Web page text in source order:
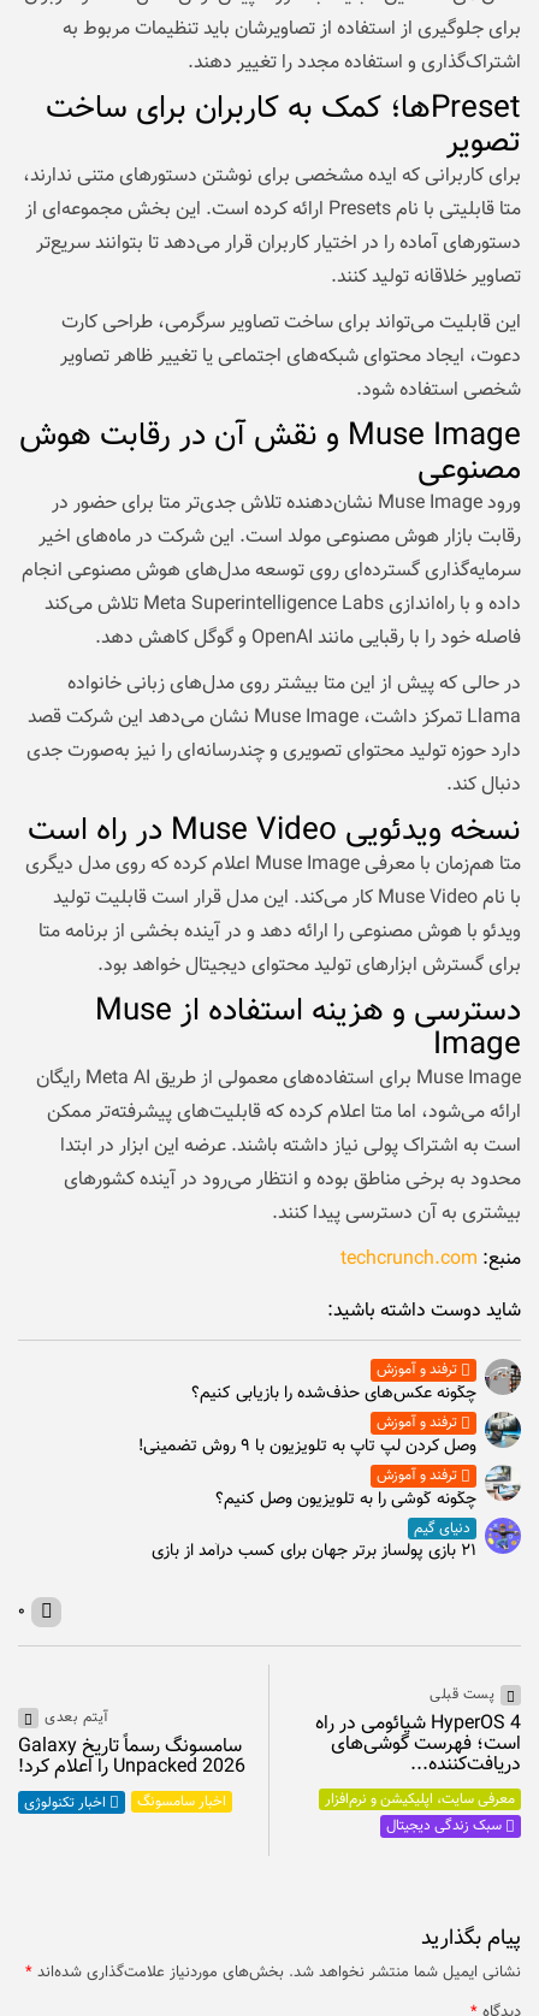
برای جلوگیری از استفاده از تصاویرشان باید تنظیمات مربوط به
اشتراک‌گذاری و استفاده مجدد را تغییر دهند.
Presetها؛ کمک به کاربران برای ساخت
تصویر
برای کاربرانی که ایده مشخصی برای نوشتن دستورهای متنی ندارند،
متا قابلیتی با نام Presets ارائه کرده است. این بخش مجموعه‌ای از
دستورهای آماده را در اختیار کاربران قرار می‌دهد تا بتوانند سریع‌تر
تصاویر خلاقانه تولید کنند.
این قابلیت می‌تواند برای ساخت تصاویر سرگرمی، طراحی کارت
دعوت، ایجاد محتوای شبکه‌های اجتماعی یا تغییر ظاهر تصاویر
شخصی استفاده شود.
Muse Image و نقش آن در رقابت هوش
مصنوعی
ورود Muse Image نشان‌دهنده تلاش جدی‌تر متا برای حضور در
رقابت بازار هوش مصنوعی مولد است. این شرکت در ماه‌های اخیر
سرمایه‌گذاری گسترده‌ای روی توسعه مدل‌های هوش مصنوعی انجام
داده و با راه‌اندازی Meta Superintelligence Labs تلاش می‌کند
فاصله خود را با رقبایی مانند OpenAI و گوگل کاهش دهد.
در حالی که پیش از این متا بیشتر روی مدل‌های زبانی خانواده
Llama تمرکز داشت، Muse Image نشان می‌دهد این شرکت قصد
دارد حوزه تولید محتوای تصویری و چندرسانه‌ای را نیز به‌صورت جدی
دنبال کند.
نسخه ویدئویی Muse Video در راه است
متا هم‌زمان با معرفی Muse Image اعلام کرده که روی مدل دیگری
با نام Muse Video کار می‌کند. این مدل قرار است قابلیت تولید
ویدئو با هوش مصنوعی را ارائه دهد و در آینده بخشی از برنامه متا
برای گسترش ابزارهای تولید محتوای دیجیتال خواهد بود.
دسترسی و هزینه استفاده از Muse
Image
Muse Image برای استفاده‌های معمولی از طریق Meta AI رایگان
ارائه می‌شود، اما متا اعلام کرده که قابلیت‌های پیشرفته‌تر ممکن
است به اشتراک پولی نیاز داشته باشند. عرضه این ابزار در ابتدا
محدود به برخی مناطق بوده و انتظار می‌رود در آینده کشورهای
بیشتری به آن دسترسی پیدا کنند.
منبع: techcrunch.com
شاید دوست داشته باشید:
ترفند و آموزش
چگونه عکس‌های حذف‌شده را بازیابی کنیم؟
ترفند و آموزش
وصل كردن لپ تاپ به تلويزيون با ۹ روش تضمینی!
ترفند و آموزش
چگونه گوشی را به تلویزیون وصل کنیم؟
دنیای گیم
۲۱ بازی پولساز برتر جهان برای کسب درآمد از بازی
۰
پست قبلی
HyperOS 4 شیائومی در راه
است؛ فهرست گوشی‌های
دریافت‌کننده...
معرفی سایت، اپلیکیشن و نرم‌افزار
سبک زندگی دیجیتال
آیتم بعدی
سامسونگ رسماً تاریخ Galaxy
Unpacked 2026 را اعلام کرد!
اخبار سامسونگ اخبار تکنولوژی
پیام بگذارید
نشانی ایمیل شما منتشر نخواهد شد. بخش‌های موردنیاز علامت‌گذاری شده‌اند *